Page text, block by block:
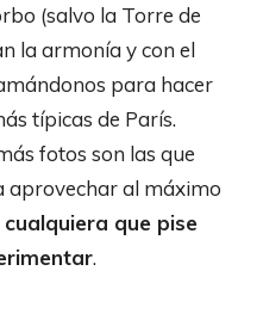
(salvo la Torre de
la armonía y con el
para hacer
típicas de París.
fotos son las que
aprovechar al máximo
que pise
.